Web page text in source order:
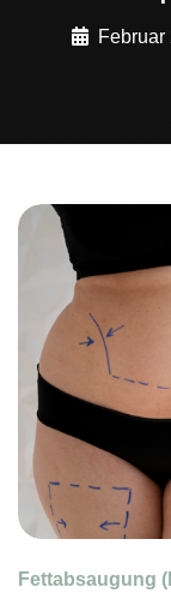
Februar
Fettabsaugung